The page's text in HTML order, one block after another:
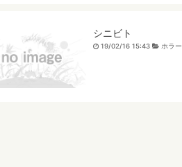
シニビト
19/02/16 15:43 ホラー